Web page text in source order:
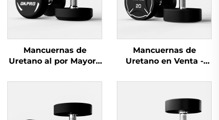
Mancuernas de
Uretano al por Mayor -
de Mancuernas
Mancuernas de
Uretano en Venta -
Calidad para Uso